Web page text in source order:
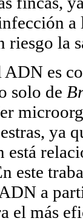
a
riesgo la
es
solo de
ya
este
a
el más